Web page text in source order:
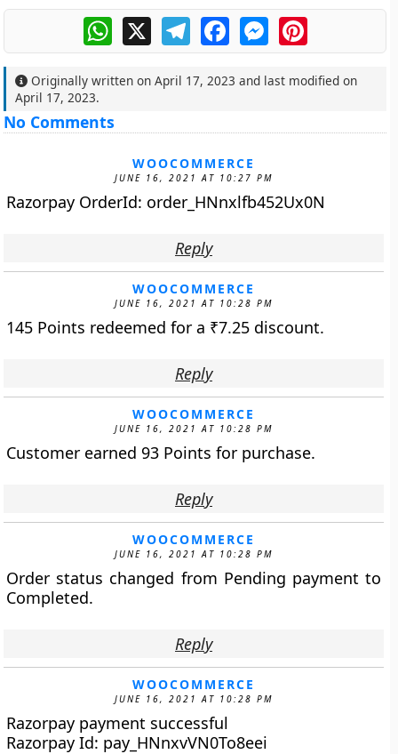
WhatsApp
X TelegramFacebookMessengerPinterest
Originally written onApril 17, 2023 and last modified on
April 17, 2023.
No Comments
WOOCOMMERCE
JUNE 16, 2021 AT 10:27 PM
Razorpay OrderId: order_HNnxlfb452Ux0N
Reply
WOOCOMMERCE
JUNE 16, 2021 AT 10:28 PM
145 Points redeemed for a ₹7.25 discount.
Reply
WOOCOMMERCE
JUNE 16, 2021 AT 10:28 PM
Customer earned 93 Points for purchase.
Reply
WOOCOMMERCE
JUNE 16, 2021 AT 10:28 PM
Order status changed from Pending payment to
Completed.
Reply
WOOCOMMERCE
JUNE 16, 2021 AT 10:28 PM
Razorpay payment successful
Razorpay Id: pay_HNnxvVN0To8eei